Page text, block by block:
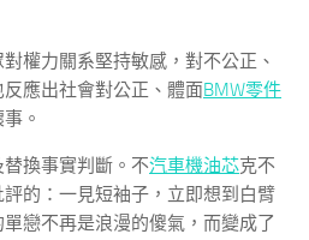
權力關系堅持敏感，對不公正、
應出社會對公正、體面BMW零件
。
換事實判斷。不汽車機油芯克不
的：一見短袖子，立即想到白臂
單戀不再是浪漫的傻氣，而變成了